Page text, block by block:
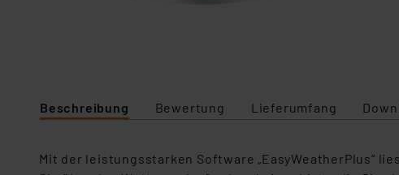
Beschreibung Bewertung Lieferumfang
Mit der leistungsstarken Software „EasyWeatherPlus“